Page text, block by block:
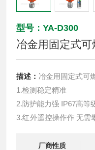
型号：YA-D300
冶金用固定式
描述： 冶金用固定式可
1.检测稳定精准
2.防护能力强 IP67高等
3.红外遥控操作作 无需
4.输出信号丰富多样
厂商性质